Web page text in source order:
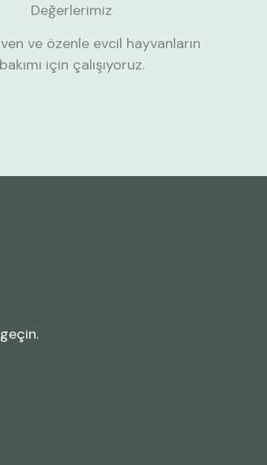
Değerlerimiz
ve özenle evcil hayvanların
bakımı için çalışıyoruz.